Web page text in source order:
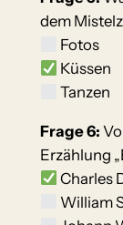
dem
Fotos
Küssen
Tanzen
Frage 6:
Erzählung
Charles
William